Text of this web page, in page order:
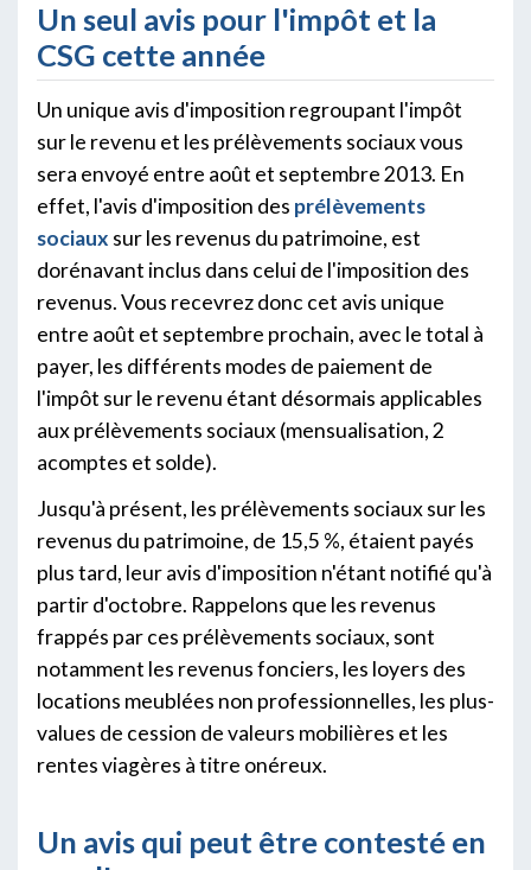
Un seul avis pour l'impôt et la
CSG cette année
Un unique avis d'imposition regroupant l'impôt
sur le revenu et les prélèvements sociaux vous
sera envoyé entre août et septembre 2013. En
effet, l'avis d'imposition des prélèvements
sociaux sur les revenus du patrimoine, est
dorénavant inclus dans celui de l'imposition des
revenus. Vous recevrez donc cet avis unique
entre août et septembre prochain, avec le total à
payer, les différents modes de paiement de
l'impôt sur le revenu étant désormais applicables
aux prélèvements sociaux (mensualisation, 2
acomptes et solde).
Jusqu'à présent, les prélèvements sociaux sur les
revenus du patrimoine, de 15,5 %, étaient payés
plus tard, leur avis d'imposition n'étant notifié qu'à
partir d'octobre. Rappelons que les revenus
frappés par ces prélèvements sociaux, sont
notamment les revenus fonciers, les loyers des
locations meublées non professionnelles, les plus-
values de cession de valeurs mobilières et les
rentes viagères à titre onéreux.
Un avis qui peut être contesté en